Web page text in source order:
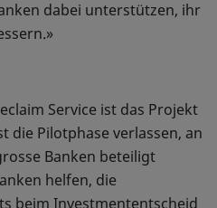
dabei unterstützen, ihr
Service ist das Projekt
die Pilotphase verlassen, an
Banken beteiligt
helfen, die
beim Investmententscheid